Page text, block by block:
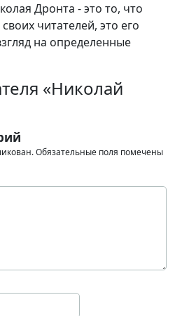
Дронта - это то, что
читателей, это его
на определенные
«Николай
Обязательные поля помечены